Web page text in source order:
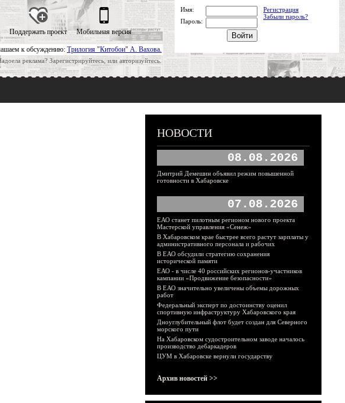
к обсуждению: Трилогия "Китобои" А. Вахова.
реклама? Зарегистрируйтесь, или авторизуйтесь.
Поддержать проект Мобильная версия
Имя:
Регистрация
Забыли пароль?
Пароль:
НОВОСТИ
08.08.2026
Дмитрий Демешин объявил режим повышенной
готовности в Хабаровске
07.08.2026
ЕАО станет пилотным регионом нового проекта
Мастерской управления «Сенеж»
В Хабаровском крае быстрее всего растут зарплаты у
административного персонала и рабочих
В ЕАО обсудили стратегию сохранения
исторической памяти
ЕАО - в числе 40 российских регионов-участников
кампании «Продвижение безопасности»
В ЕАО значительно увеличены объемы дорожных
работ
Федеральный эксперт по достоинству оценил
спортивную инфраструктуру Хабаровского края
Дноуглубительный флот будет создан для Северного
морского пути
На Хабаровском судостроительном заводе началось
производство дебаркадеров
ЦУМ в Хабаровске вернули государству
Архив новостей >>